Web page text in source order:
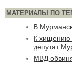
МАТЕРИАЛЫ ПО
В
К хищению
депутат
МВД